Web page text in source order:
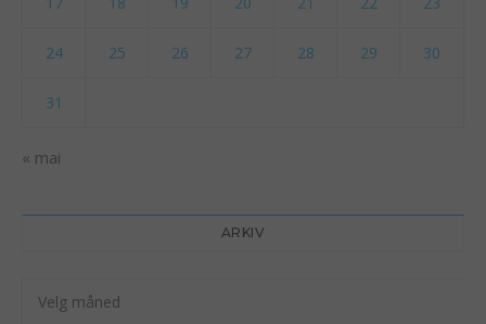
24 25 26 27 28 29 30
31
« mai
ARKIV